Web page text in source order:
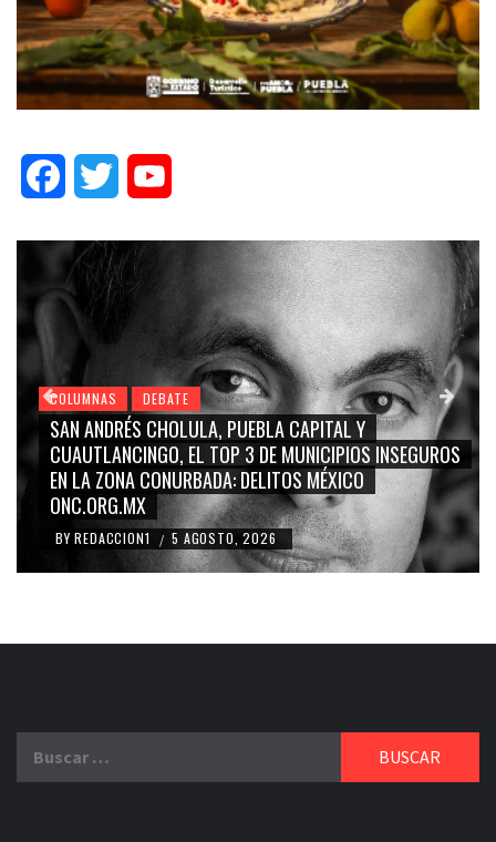
FacebookTwitter
COLUMNAS DEBATE
GRACE PALOMARES, NAY SALVATORI, SERGIO MAYER,
CARMEN SALINAS “LA CORCHOLATA”, CUAUHTÉMOC
BLANCO, SILVIA PINAL: LA TRIVIALIZACIÓN Y
RIDICULIZACIÓN DE LA REPRESENTACIÓN CIUDADANA
BY REDACCION1 / 4 AGOSTO, 2026